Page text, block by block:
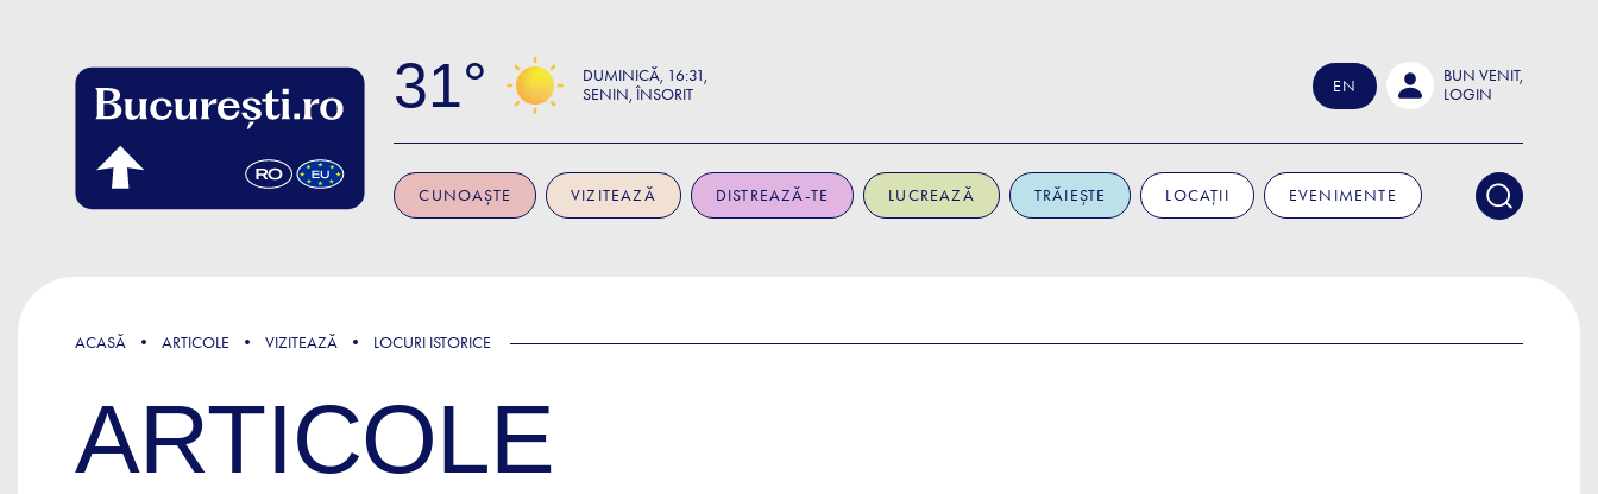
31 DUMINICĂ 16:31
SENIN, ÎNSORIT
EN
BUN VENIT,
LOGIN
CUNOAȘTE VIZITEAZĂ DISTREAZĂ-TE LUCREAZĂ TRĂIEȘTE LOCAȚII EVENIMENTE
ACASĂ ARTICOLE VIZITEAZĂ LOCURI ISTORICE
ARTICOLE